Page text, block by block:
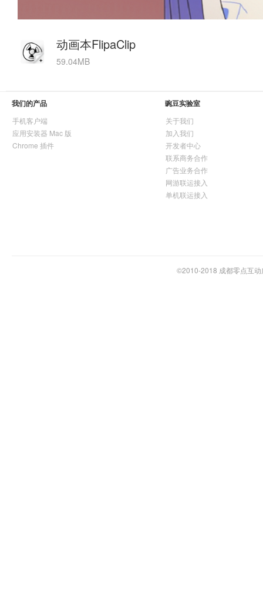
动画本FlipaClip
59.04MB
我们的产品
手机客户端
应用安装器 Mac 版
Chrome 插件
豌豆实验室
关于我们
加入我们
开发者中心
联系商务合作
广告业务合作
网游联运接入
单机联运接入
©2010-2018 成都零点互